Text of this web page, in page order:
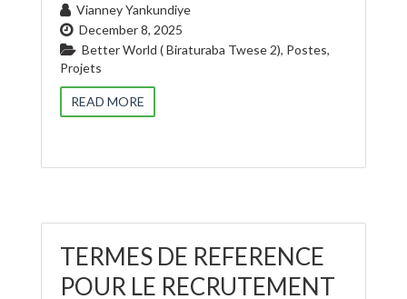
Vianney Yankundiye
December 8, 2025
Better World ( Biraturaba Twese 2), Postes,
Projets
READ MORE
TERMES DE REFERENCE
POUR LE RECRUTEMENT